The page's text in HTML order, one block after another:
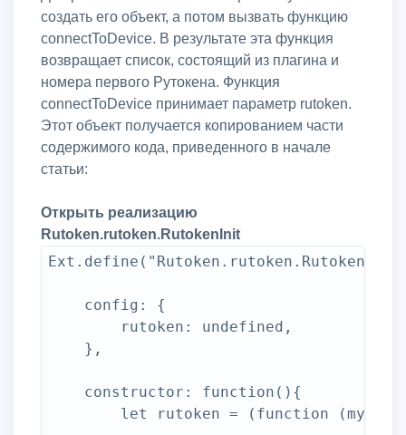
создать его объект, а потом вызвать функцию
connectToDevice. В результате эта функция
возвращает список, состоящий из плагина и
номера первого Рутокена. Функция
connectToDevice принимает параметр rutoken.
Этот объект получается копированием части
содержимого кода, приведенного в начале
статьи:
Открыть реализацию
Rutoken.rutoken.RutokenInit
    config: {
        rutoken: undefined,
    },
    constructor: function(){
        let rutoken = (function (my) {